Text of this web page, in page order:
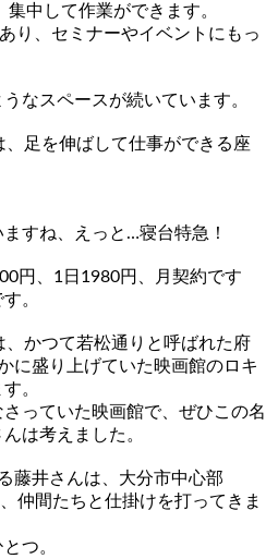
中して作業ができます。
り、セミナーやイベントにもっ
なスペースが続いています。
足を伸ばして仕事ができる座
すね、えっと…寝台特急！
円、1日1980円、月契約です
。
、かつて若松通りと呼ばれた府
に盛り上げていた映画館のロキ
。
っていた映画館で、ぜひこの名
は考えました。
藤井さんは、大分市中心部
仲間たちと仕掛けを打ってきま
つ。